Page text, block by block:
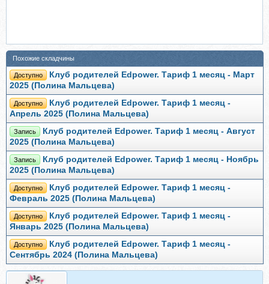
Похожие складчины
Доступно
Клуб родителей Edpower. Тариф 1 месяц - Март
2025 (Полина Мальцева)
Доступно
Клуб родителей Edpower. Тариф 1 месяц -
Апрель 2025 (Полина Мальцева)
Запись
Клуб родителей Edpower. Тариф 1 месяц - Август
2025 (Полина Мальцева)
Запись
Клуб родителей Edpower. Тариф 1 месяц - Ноябрь
2025 (Полина Мальцева)
Доступно
Клуб родителей Edpower. Тариф 1 месяц -
Февраль 2025 (Полина Мальцева)
Доступно
Клуб родителей Edpower. Тариф 1 месяц -
Январь 2025 (Полина Мальцева)
Доступно
Клуб родителей Edpower. Тариф 1 месяц -
Сентябрь 2024 (Полина Мальцева)